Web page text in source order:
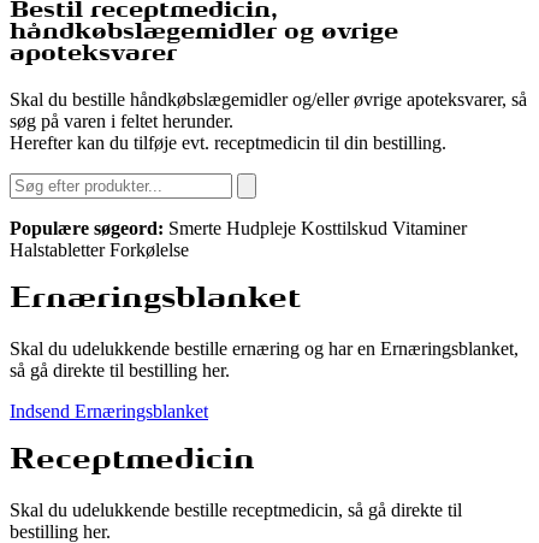
Bestil receptmedicin,
håndkøbslægemidler og øvrige
apoteksvarer
Skal du bestille håndkøbslægemidler og/eller øvrige apoteksvarer, så
søg på varen i feltet herunder.
Herefter kan du tilføje evt. receptmedicin til din bestilling.
Populære søgeord: Smerte Hudpleje Kosttilskud Vitaminer
Halstabletter Forkølelse
Ernæringsblanket
Skal du udelukkende bestille ernæring og har en Ernæringsblanket,
så gå direkte til bestilling her.
Indsend Ernæringsblanket
Receptmedicin
Skal du udelukkende bestille receptmedicin, så gå direkte til
bestilling her.